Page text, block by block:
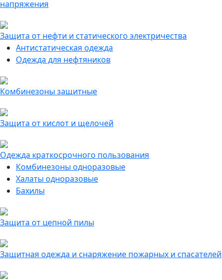
напряжения
Защита от нефти и статического электричества
Антистатическая одежда
Одежда для нефтяников
Комбинезоны защитные
Защита от кислот и щелочей
Одежда краткосрочного пользования
Комбинезоны одноразовые
Халаты одноразовые
Бахилы
Защита от цепной пилы
Защитная одежда и снаряжение пожарных и спасателей